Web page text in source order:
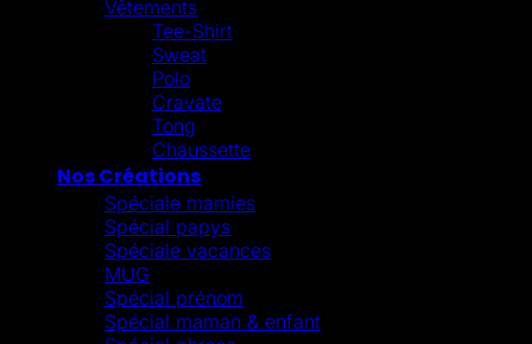
Vêtements
Tee-Shirt
Sweat
Polo
Cravate
Tong
Chaussette
Nos Créations
Spéciale mamies
Spécial papys
Spéciale vacances
MUG
Spécial prénom
Spécial maman & enfant